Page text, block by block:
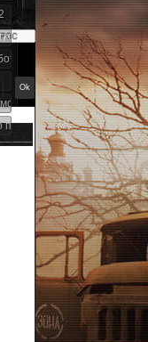
за июнь 2020
проделанной работе